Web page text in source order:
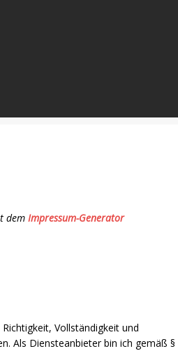
dem Impressum-Generator
Vollständigkeit und
Als Diensteanbieter bin ich gemäß §